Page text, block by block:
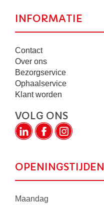
INFORMATIE
Contact
Over ons
Bezorgservice
Ophaalservice
Klant worden
VOLG ONS
OPENINGSTIJDEN
Maandag